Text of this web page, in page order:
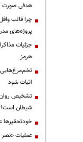
هدفی صورت
چرا قالب
پروژه‌های
جزئیات
هرمز
تخم‌مرغ‌هایی
اثبات شود
تشخیص
شیطان
عملیات «نصر ۷» چه هدفی را دنبال می‌کرد؟